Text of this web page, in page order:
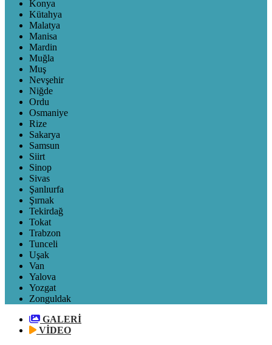
Konya
Kütahya
Malatya
Manisa
Mardin
Muğla
Muş
Nevşehir
Niğde
Ordu
Osmaniye
Rize
Sakarya
Samsun
Siirt
Sinop
Sivas
Şanlıurfa
Şırnak
Tekirdağ
Tokat
Trabzon
Tunceli
Uşak
Van
Yalova
Yozgat
Zonguldak
GALERİ
VİDEO